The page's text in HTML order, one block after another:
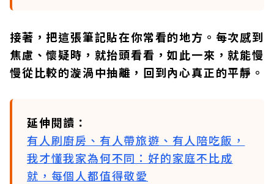
接著，把這張筆記貼在你常看的地方。每次感到
焦慮、懷疑時，就抬頭看看，如此一來，就能慢
慢從比較的漩渦中抽離，回到內心真正的平靜。
延伸閱讀：
有人刷廚房、有人帶旅遊、有人陪吃飯，
我才懂我家為何不同：好的家庭不比成
就，每個人都值得敬愛